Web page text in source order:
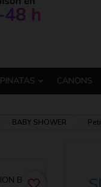
PINATAS CANONS
BABY SHOWER
PORTE LAMPION BAMBOU 50 CM
favorite_border